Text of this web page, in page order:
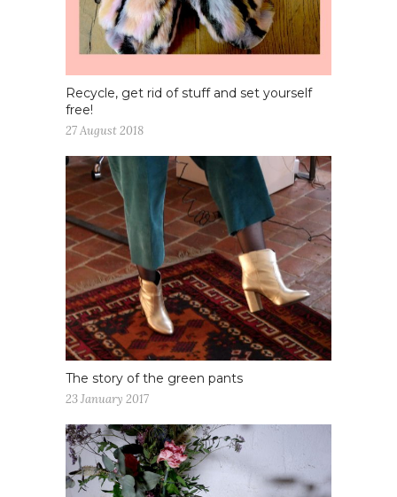
Recycle, get rid of stuff and set yourself
free!
27 August 2018
The story of the green pants
23 January 2017